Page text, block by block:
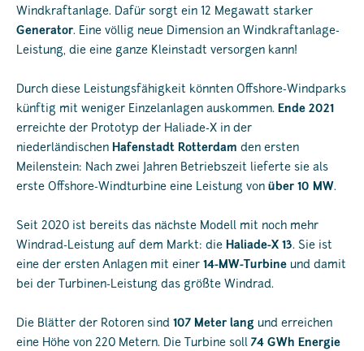
Windkraftanlage. Dafür sorgt ein 12 Megawatt starker
Generator. Eine völlig neue Dimension an Windkraftanlage-
Leistung, die eine ganze Kleinstadt versorgen kann!
Durch diese Leistungsfähigkeit könnten Offshore-Windparks
künftig mit weniger Einzelanlagen auskommen. Ende 2021
erreichte der Prototyp der Haliade-X in der
niederländischen Hafenstadt Rotterdam den ersten
Meilenstein: Nach zwei Jahren Betriebszeit lieferte sie als
erste Offshore-Windturbine eine Leistung von über 10 MW.
Seit 2020 ist bereits das nächste Modell mit noch mehr
Windrad-Leistung auf dem Markt: die Haliade-X 13. Sie ist
eine der ersten Anlagen mit einer 14-MW-Turbine und damit
bei der Turbinen-Leistung das größte Windrad.
Die Blätter der Rotoren sind 107 Meter lang und erreichen
eine Höhe von 220 Metern. Die Turbine soll 74 GWh Energie